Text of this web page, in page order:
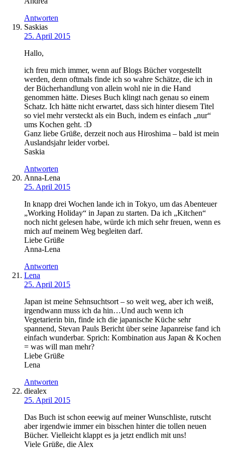
Antworten
Saskias
25. April 2015
Hallo,
ich freu mich immer, wenn auf Blogs Bücher vorgestellt
werden, denn oftmals finde ich so wahre Schätze, die ich in
der Bücherhandlung von allein wohl nie in die Hand
genommen hätte. Dieses Buch klingt nach genau so einem
Schatz. Ich hätte nicht erwartet, dass sich hinter diesem Titel
so viel mehr versteckt als ein Buch, indem es einfach „nur“
ums Kochen geht. :D
Ganz liebe Grüße, derzeit noch aus Hiroshima – bald ist mein
Auslandsjahr leider vorbei.
Saskia
Antworten
Anna-Lena
25. April 2015
In knapp drei Wochen lande ich in Tokyo, um das Abenteuer
„Working Holiday“ in Japan zu starten. Da ich „Kitchen“
noch nicht gelesen habe, würde ich mich sehr freuen, wenn es
mich auf meinem Weg begleiten darf.
Liebe Grüße
Anna-Lena
Antworten
Lena
25. April 2015
Japan ist meine Sehnsuchtsort – so weit weg, aber ich weiß,
irgendwann muss ich da hin…Und auch wenn ich
Vegetarierin bin, finde ich die japanische Küche sehr
spannend, Stevan Pauls Bericht über seine Japanreise fand ich
einfach wunderbar. Sprich: Kombination aus Japan & Kochen
= was will man mehr?
Liebe Grüße
Lena
Antworten
diealex
25. April 2015
Das Buch ist schon eeewig auf meiner Wunschliste, rutscht
aber irgendwie immer ein bisschen hinter die tollen neuen
Bücher. Vielleicht klappt es ja jetzt endlich mit uns!
Viele Grüße, die Alex